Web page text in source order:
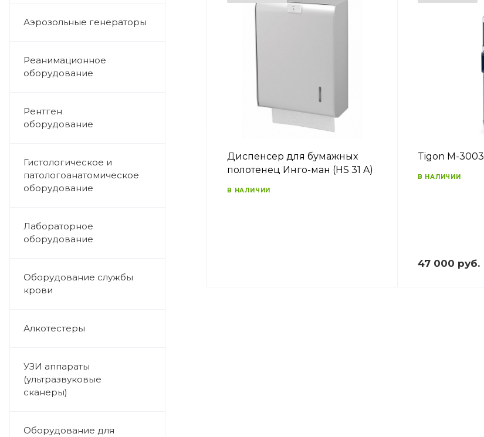
Аэрозольные генераторы
Реанимационное
оборудование
Рентген
оборудование
Гистологическое и
патологоанатомическое
оборудование
Лабораторное
оборудование
Оборудование службы
крови
Алкотестеры
УЗИ аппараты
(ультразвуковые
сканеры)
Оборудование для
Диспенсер для бумажных
полотенец Инго-ман (HS 31 A)
В НАЛИЧИИ
Tigon M-3003
В НАЛИЧИИ
47 000 руб.